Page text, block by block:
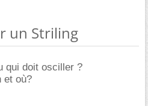
un Striling
qui doit osciller ?
et où?